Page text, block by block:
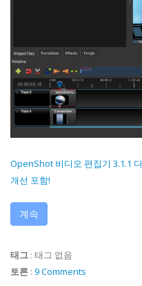
OpenShot 비디오 편집기 3.1.1
개선 포함!
계속
태그 : 태그 없음
토론 : 9 Comments